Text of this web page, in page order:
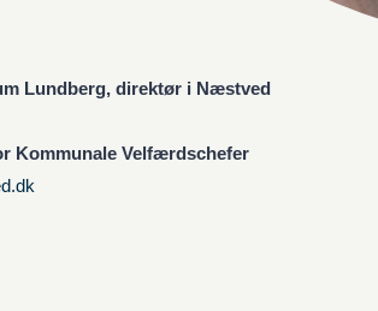
Lundberg, direktør i Næstved
Kommunale Velfærdschefer